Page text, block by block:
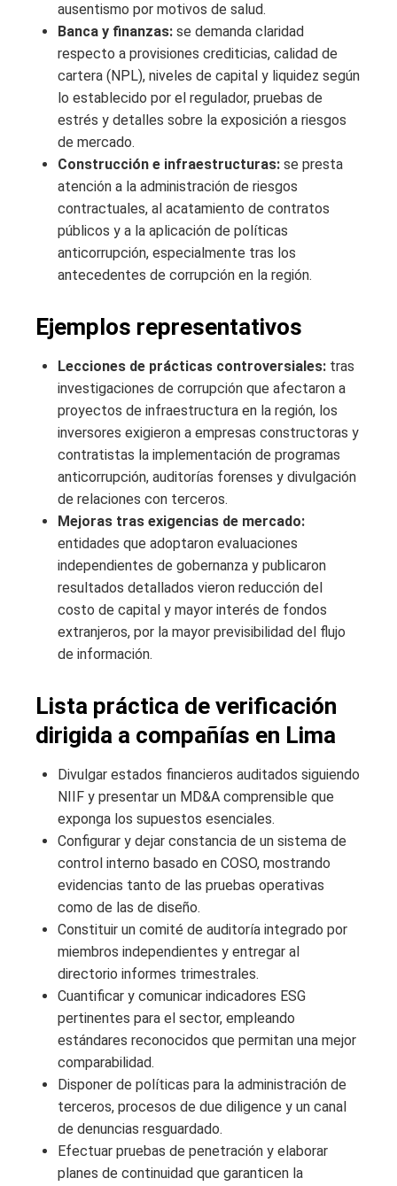
ausentismo por motivos de salud.
Banca y finanzas: se demanda claridad
respecto a provisiones crediticias, calidad de
cartera (NPL), niveles de capital y liquidez según
lo establecido por el regulador, pruebas de
estrés y detalles sobre la exposición a riesgos
de mercado.
Construcción e infraestructuras: se presta
atención a la administración de riesgos
contractuales, al acatamiento de contratos
públicos y a la aplicación de políticas
anticorrupción, especialmente tras los
antecedentes de corrupción en la región.
Ejemplos representativos
Lecciones de prácticas controversiales: tras
investigaciones de corrupción que afectaron a
proyectos de infraestructura en la región, los
inversores exigieron a empresas constructoras y
contratistas la implementación de programas
anticorrupción, auditorías forenses y divulgación
de relaciones con terceros.
Mejoras tras exigencias de mercado:
entidades que adoptaron evaluaciones
independientes de gobernanza y publicaron
resultados detallados vieron reducción del
costo de capital y mayor interés de fondos
extranjeros, por la mayor previsibilidad del flujo
de información.
Lista práctica de verificación
dirigida a compañías en Lima
Divulgar estados financieros auditados siguiendo
NIIF y presentar un MD&A comprensible que
exponga los supuestos esenciales.
Configurar y dejar constancia de un sistema de
control interno basado en COSO, mostrando
evidencias tanto de las pruebas operativas
como de las de diseño.
Constituir un comité de auditoría integrado por
miembros independientes y entregar al
directorio informes trimestrales.
Cuantificar y comunicar indicadores ESG
pertinentes para el sector, empleando
estándares reconocidos que permitan una mejor
comparabilidad.
Disponer de políticas para la administración de
terceros, procesos de due diligence y un canal
de denuncias resguardado.
Efectuar pruebas de penetración y elaborar
planes de continuidad que garanticen la